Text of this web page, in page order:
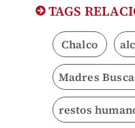
TAGS
Chalco
Madres
restos